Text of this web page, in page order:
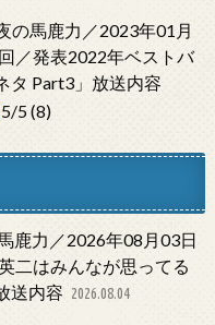
の馬鹿力／2023年01月
／発表2022年ベストバ
タ Part3」放送内容
5/5(8)
鹿力／2026年08月03日
二はみんなが思ってる
送内容 2026.08.04